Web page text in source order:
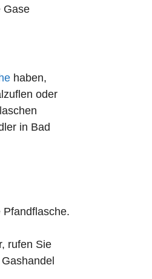
Gase
haben,
oder
in Bad
rufen Sie